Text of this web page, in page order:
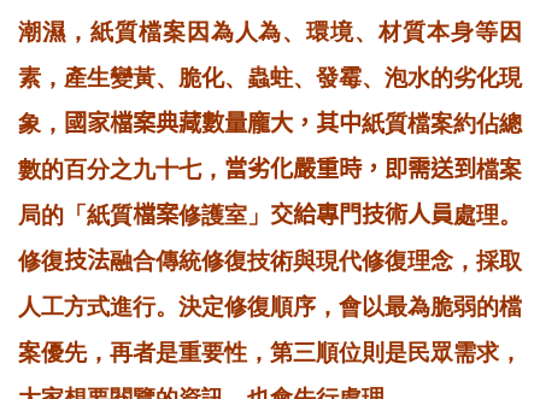
潮濕，紙質檔案因為人為、環境、材質本身等因
素，產生變黃、脆化、蟲蛀、發霉、泡水的劣化現
象， 國家檔案典藏數量龐大，其中紙質檔案約佔總
數的百分之九十七， 當劣化嚴重時，即需送到檔案
局的「紙質檔案修護室」 交給專門技術人員處理。
修復技法融合傳統修復技術與現代修復理念，採取
人工方式進行。決定修復順序，會以最為脆弱的檔
案優先，再者是重要性，第三順位則是民眾需求，